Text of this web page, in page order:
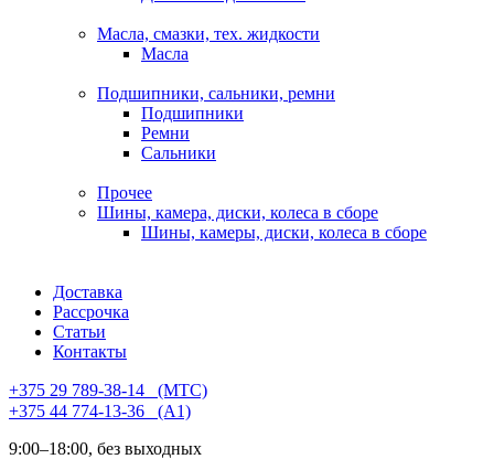
Масла, смазки, тех. жидкости
Масла
Подшипники, сальники, ремни
Подшипники
Ремни
Сальники
Прочее
Шины, камера, диски, колеса в сборе
Шины, камеры, диски, колеса в сборе
Доставка
Рассрочка
Статьи
Контакты
+375 29 789-38-14⠀(МТС)
+375 44 774-13-36⠀(А1)
9:00–18:00, без выходных